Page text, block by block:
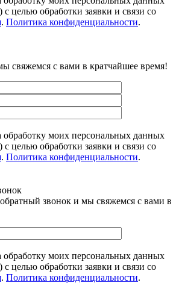
целью обработки заявки и связи со
. Политика конфиденциальности.
свяжемся с вами в кратчайшее время!
обработку моих персональных данных
целью обработки заявки и связи со
. Политика конфиденциальности.
звонок и мы свяжемся с вами в
обработку моих персональных данных
целью обработки заявки и связи со
. Политика конфиденциальности.